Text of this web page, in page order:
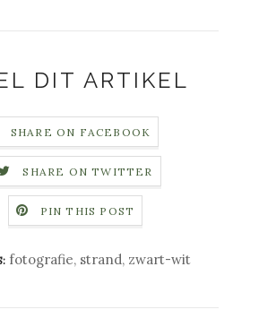
DIT ARTIKEL
SHARE ON FACEBOOK
SHARE ON TWITTER
PIN THIS POST
fotografie, strand, zwart-wit